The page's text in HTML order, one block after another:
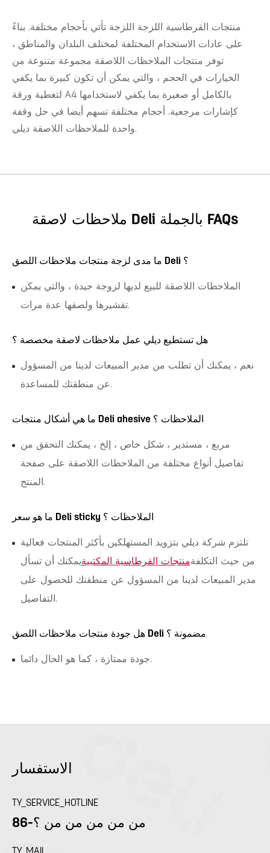
منتجات القرطاسية اللزجة اللزجة تأتي بأحجام مختلفة. بناءً
على عادات الاستخدام المختلفة لمختلف البلدان والمناطق ،
توفر منتجات الملاحظات اللاصقة مجموعة متنوعة من
الخيارات في الحجم ، والتي يمكن أن تكون كبيرة بما يكفي
لتغطية ورقة A4 بالكامل أو صغيرة بما يكفي لاستخدامها
كإشارات مرجعية. أحجام مختلفة تسهم أيضا في حل وقفة
واحدة للملاحظات اللاصقة ديلي.
ملاحظات لاصقة Deli بالجملة FAQs
ما مدى لزجة منتجات ملاحظات اللصق Deli ؟
الملاحظات اللاصقة للبيع لديها لزوجة جيدة ، والتي يمكن
تقشيرها ولصقها عدة مرات.
هل تستطيع ديلي عمل ملاحظات لاصقة مخصصة ؟
نعم ، يمكنك أن تطلب من مدير المبيعات لدينا من المسؤول
عن منطقتك للمساعدة.
ما هي أشكال منتجات Deli ahesive الملاحظات ؟
مربع ، مستدير ، شكل خاص ، إلخ ، يمكنك التحقق من
تفاصيل أنواع مختلفة من الملاحظات اللاصقة على صفحة
المنتج.
ما هو سعر Deli sticky الملاحظات ؟
تلتزم شركة ديلي بتزويد المستهلكين بأكثر المنتجات فعالية
من حيث التكلفةمنتجات القرطاسية المكتبيةيمكنك أن تسأل
مدير المبيعات لدينا من المسؤول عن منطقتك للحصول على
التفاصيل.
هل جودة منتجات ملاحظات اللصق Deli مضمونة ؟
جودة ممتازة ، كما هو الحال دائما.
الاستفسار
TY_SERVICE_HOTLINE
86-من من من من من ؟